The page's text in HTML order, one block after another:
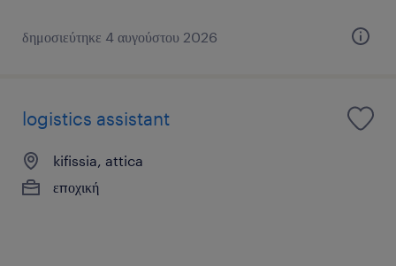
δημοσιεύτηκε 4 αυγούστου 2026
logistics assistant
kifissia, attica
εποχική